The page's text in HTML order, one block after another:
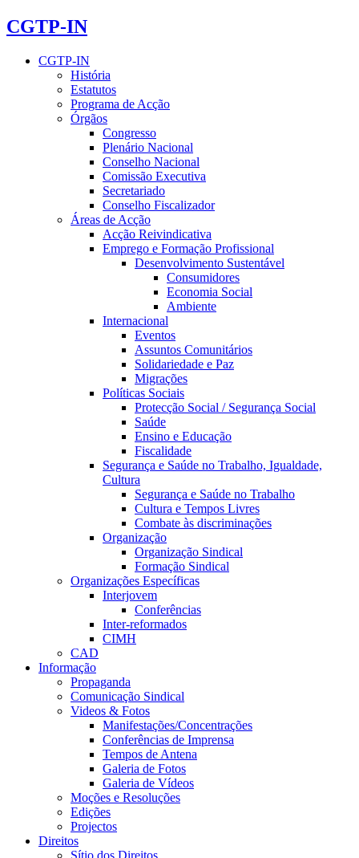
CGTP-IN
CGTP-IN
História
Estatutos
Programa de Acção
Órgãos
Congresso
Plenário Nacional
Conselho Nacional
Comissão Executiva
Secretariado
Conselho Fiscalizador
Áreas de Acção
Acção Reivindicativa
Emprego e Formação Profissional
Desenvolvimento Sustentável
Consumidores
Economia Social
Ambiente
Internacional
Eventos
Assuntos Comunitários
Solidariedade e Paz
Migrações
Políticas Sociais
Protecção Social / Segurança Social
Saúde
Ensino e Educação
Fiscalidade
Segurança e Saúde no Trabalho, Igualdade,
Cultura
Segurança e Saúde no Trabalho
Cultura e Tempos Livres
Combate às discriminações
Organização
Organização Sindical
Formação Sindical
Organizações Específicas
Interjovem
Conferências
Inter-reformados
CIMH
CAD
Informação
Propaganda
Comunicação Sindical
Videos & Fotos
Manifestações/Concentrações
Conferências de Imprensa
Tempos de Antena
Galeria de Fotos
Galeria de Vídeos
Moções e Resoluções
Edições
Projectos
Direitos
Sítio dos Direitos